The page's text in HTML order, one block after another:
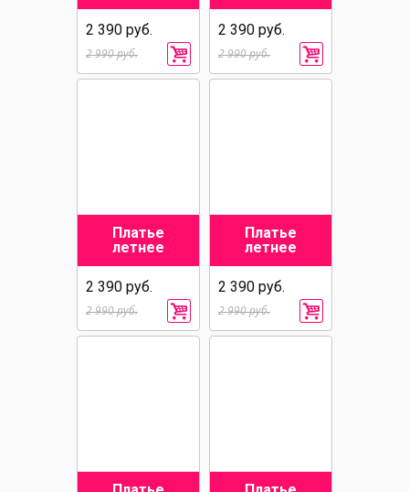
2 390 руб.
2 990 руб.
2 390 руб.
2 990 руб.
Платье
летнее
2 390 руб.
2 990 руб.
Платье
летнее
2 390 руб.
2 990 руб.